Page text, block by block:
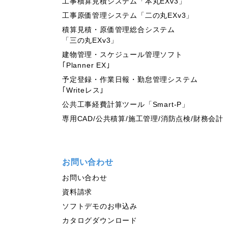
工事原価管理システム「二の丸EXv3」
積算見積・原価管理総合システム
「三の丸EXv3」
建物管理・スケジュール管理ソフト
｢Planner EX｣
予定登録・作業日報・勤怠管理システム
｢Writeレス｣
公共工事経費計算ツール「Smart-P」
専用CAD/公共積算/施工管理/消防点検/財務会計
お問い合わせ
お問い合わせ
資料請求
ソフトデモのお申込み
カタログダウンロード